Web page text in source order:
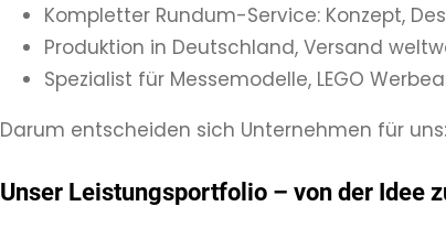
Kompletter Rundum-Service: Konzept,
Produktion in Deutschland, Versand
Spezialist für Messemodelle, LEGO
Darum entscheiden sich Unternehmen für
Unser Leistungsportfolio – von der Idee